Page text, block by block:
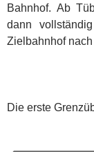
Bahnhof. Ab
dann
Zielbahnhof
Die erste